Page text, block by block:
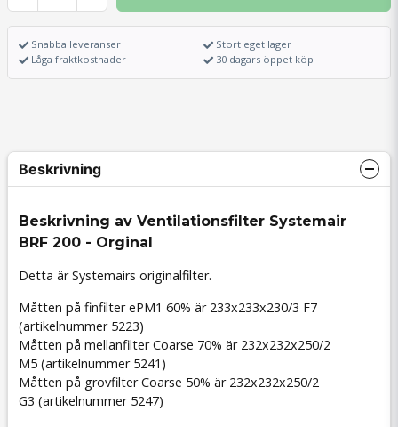
Snabba leveranser
Låga fraktkostnader
Stort eget lager
30 dagars öppet köp
Beskrivning
Beskrivning av Ventilationsfilter Systemair
BRF 200 - Orginal
Detta är Systemairs originalfilter.
Måtten på finfilter ePM1 60% är 233x233x230/3 F7
(artikelnummer 5223)
Måtten på mellanfilter Coarse 70% är 232x232x250/2
M5 (artikelnummer 5241)
Måtten på grovfilter Coarse 50% är 232x232x250/2
G3 (artikelnummer 5247)